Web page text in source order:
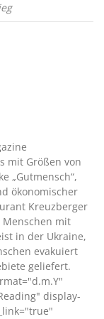
mit Größen von
„Gutmensch“,
ökonomischer
Kreuzberger
mit
in der Ukraine,
evakuiert
geliefert.
display-